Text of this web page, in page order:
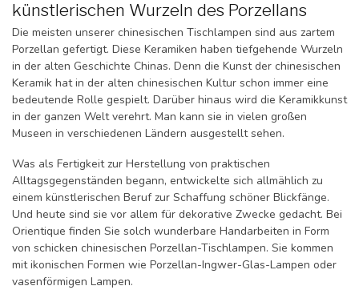
künstlerischen Wurzeln des Porzellans
Die meisten unserer chinesischen Tischlampen sind aus zartem
Porzellan gefertigt. Diese Keramiken haben tiefgehende Wurzeln
in der alten Geschichte Chinas. Denn die Kunst der chinesischen
Keramik hat in der alten chinesischen Kultur schon immer eine
bedeutende Rolle gespielt. Darüber hinaus wird die Keramikkunst
in der ganzen Welt verehrt. Man kann sie in vielen großen
Museen in verschiedenen Ländern ausgestellt sehen.
Was als Fertigkeit zur Herstellung von praktischen
Alltagsgegenständen begann, entwickelte sich allmählich zu
einem künstlerischen Beruf zur Schaffung schöner Blickfänge.
Und heute sind sie vor allem für dekorative Zwecke gedacht. Bei
Orientique finden Sie solch wunderbare Handarbeiten in Form
von schicken chinesischen Porzellan-Tischlampen. Sie kommen
mit ikonischen Formen wie Porzellan-Ingwer-Glas-Lampen oder
vasenförmigen Lampen.